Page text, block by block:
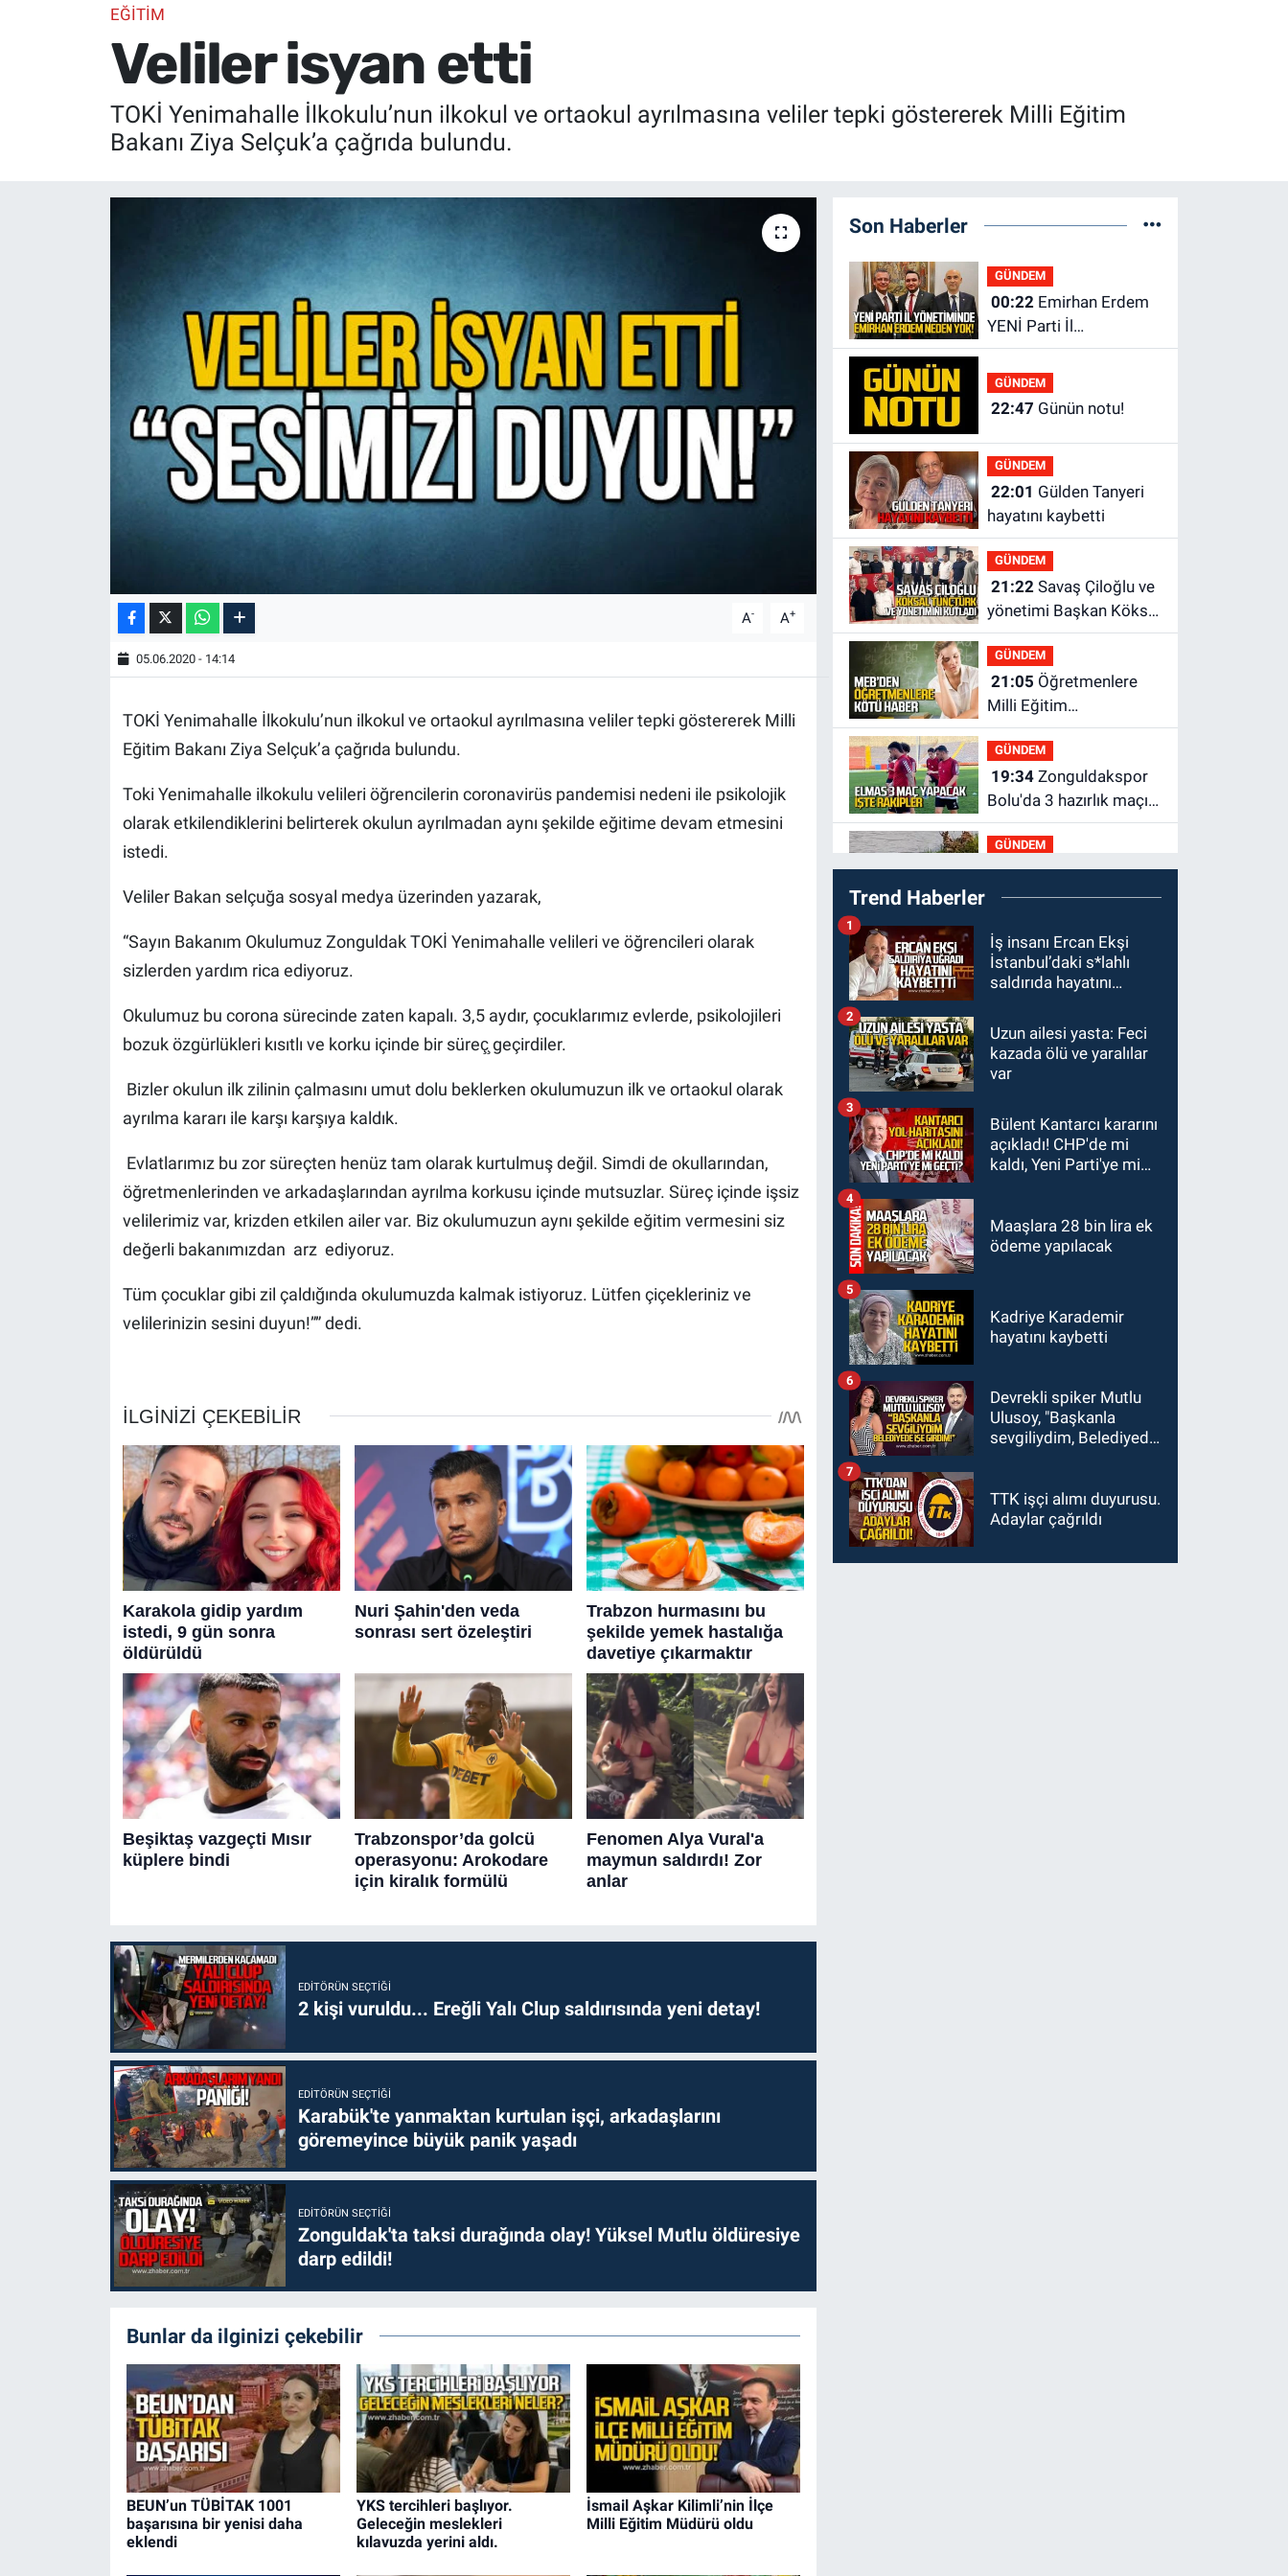
EĞİTİM
Veliler isyan etti
TOKİ Yenimahalle İlkokulu’nun ilkokul ve ortaokul ayrılmasına veliler tepki göstererek Milli Eğitim
Bakanı Ziya Selçuk’a çağrıda bulundu.
A- A+
05.06.2020 - 14:14
TOKİ Yenimahalle İlkokulu’nun ilkokul ve ortaokul ayrılmasına veliler tepki göstererek Milli
Eğitim Bakanı Ziya Selçuk’a çağrıda bulundu.
Toki Yenimahalle ilkokulu velileri öğrencilerin coronavirüs pandemisi nedeni ile psikolojik
olarak etkilendiklerini belirterek okulun ayrılmadan aynı şekilde eğitime devam etmesini
istedi.
Veliler Bakan selçuğa sosyal medya üzerinden yazarak,
“Sayın Bakanım Okulumuz Zonguldak TOKİ Yenimahalle velileri ve öğrencileri olarak
sizlerden yardım rica ediyoruz.
Okulumuz bu corona sürecinde zaten kapalı. 3,5 aydır, çocuklarımız evlerde, psikolojileri
bozuk özgürlükleri kısıtlı ve korku içinde bir süreç̧ geçirdiler.
Bizler okulun ilk zilinin çalmasını umut dolu beklerken okulumuzun ilk ve ortaokul olarak
ayrılma kararı ile karşı karşıya kaldık.
Evlatlarımız bu zor süreçten henüz tam olarak kurtulmuş değil. Simdi de okullarından,
öğretmenlerinden ve arkadaşlarından ayrılma korkusu içinde mutsuzlar. Süreç içinde işsiz
velilerimiz var, krizden etkilen ailer var. Biz okulumuzun aynı şekilde eğitim vermesini siz
değerli bakanımızdan arz ediyoruz.
Tüm çocuklar gibi zil çaldığında okulumuzda kalmak istiyoruz. Lütfen çiçekleriniz ve
velilerinizin sesini duyun!”” dedi.
EDITÖRÜN SEÇTIĞI
2 kişi vuruldu... Ereğli Yalı Clup saldırısında yeni detay!
EDITÖRÜN SEÇTIĞI
Karabük'te yanmaktan kurtulan işçi, arkadaşlarını
göremeyince büyük panik yaşadı
EDITÖRÜN SEÇTIĞI
Zonguldak'ta taksi durağında olay! Yüksel Mutlu öldüresiye
darp edildi!
Bunlar da ilginizi çekebilir
BEUN’un TÜBİTAK 1001
başarısına bir yenisi daha
eklendi
YKS tercihleri başlıyor.
Geleceğin meslekleri
kılavuzda yerini aldı.
İsmail Aşkar Kilimli’nin İlçe
Milli Eğitim Müdürü oldu
Son Haberler
GÜNDEM
00:22Emirhan Erdem
YENİ Parti İl
yönetiminden neden
yok?
GÜNDEM
22:47 Günün notu!
GÜNDEM
22:01
hayatını kaybetti
GÜNDEM
21:22Savaş Çiloğlu ve
yönetimi Başkan Köksal
Tunçtürk’ü kutladı
GÜNDEM
21:05
Milli Eğitim
Bakanlığı'ndan kötü
haber
GÜNDEM
19:34Zonguldakspor
Bolu'da 3 hazırlık maçı
oynayacak... İşte
rakipler...
GÜNDEM
19:27Çaycuma
ırmağında görüldü:
yaşadı
GÜNDEM
19:12TMO kabuklu
fındık alım fiyatlarını
GÜNDEM
18:52Zonguldak'ta
pitbul köpek anne ve
Tedavi altındalar
GÜNDEM
18:44Zonguldak'ta
araç yayaya çarptı: Ağır
altına alındı
Trend Haberler
İş insanı Ercan Ekşi
İstanbul’daki s*lahlı
saldırıda hayatını
1
Uzun ailesi yasta: Feci
kazada ölü ve yaralılar
var
2
Bülent Kantarcı kararını
açıkladı! CHP'de mi
kaldı, Yeni Parti'ye mi
3
Maaşlara 28 bin lira ek
ödeme yapılacak
4
Kadriye Karademir
hayatını kaybetti
5
Devrekli spiker Mutlu
Ulusoy, "Başkanla
sevgiliydim, Belediyede
6
TTK işçi alımı duyurusu.
Adaylar çağrıldı
7